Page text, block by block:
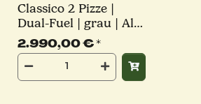
Classico 2 Pizze |
Dual-Fuel | grau | Alfa
Forni
2.990,00 €*